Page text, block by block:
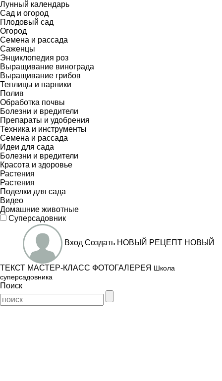
Лунный календарь
Сад и огород
Плодовый сад
Огород
Семена и рассада
Саженцы
Энциклопедия роз
Выращивание винограда
Выращивание грибов
Теплицы и парники
Полив
Обработка почвы
Болезни и вредители
Препараты и удобрения
Техника и инструменты
Семена и рассада
Идеи для сада
Болезни и вредители
Красота и здоровье
Растения
Растения
Поделки для сада
Видео
Домашние животные
Суперсадовник
Вход Создать НОВЫЙ РЕЦЕПТ НОВЫЙ
ТЕКСТ МАСТЕР-КЛАСС ФОТОГАЛЕРЕЯ Школа
суперсадовника
Поиск